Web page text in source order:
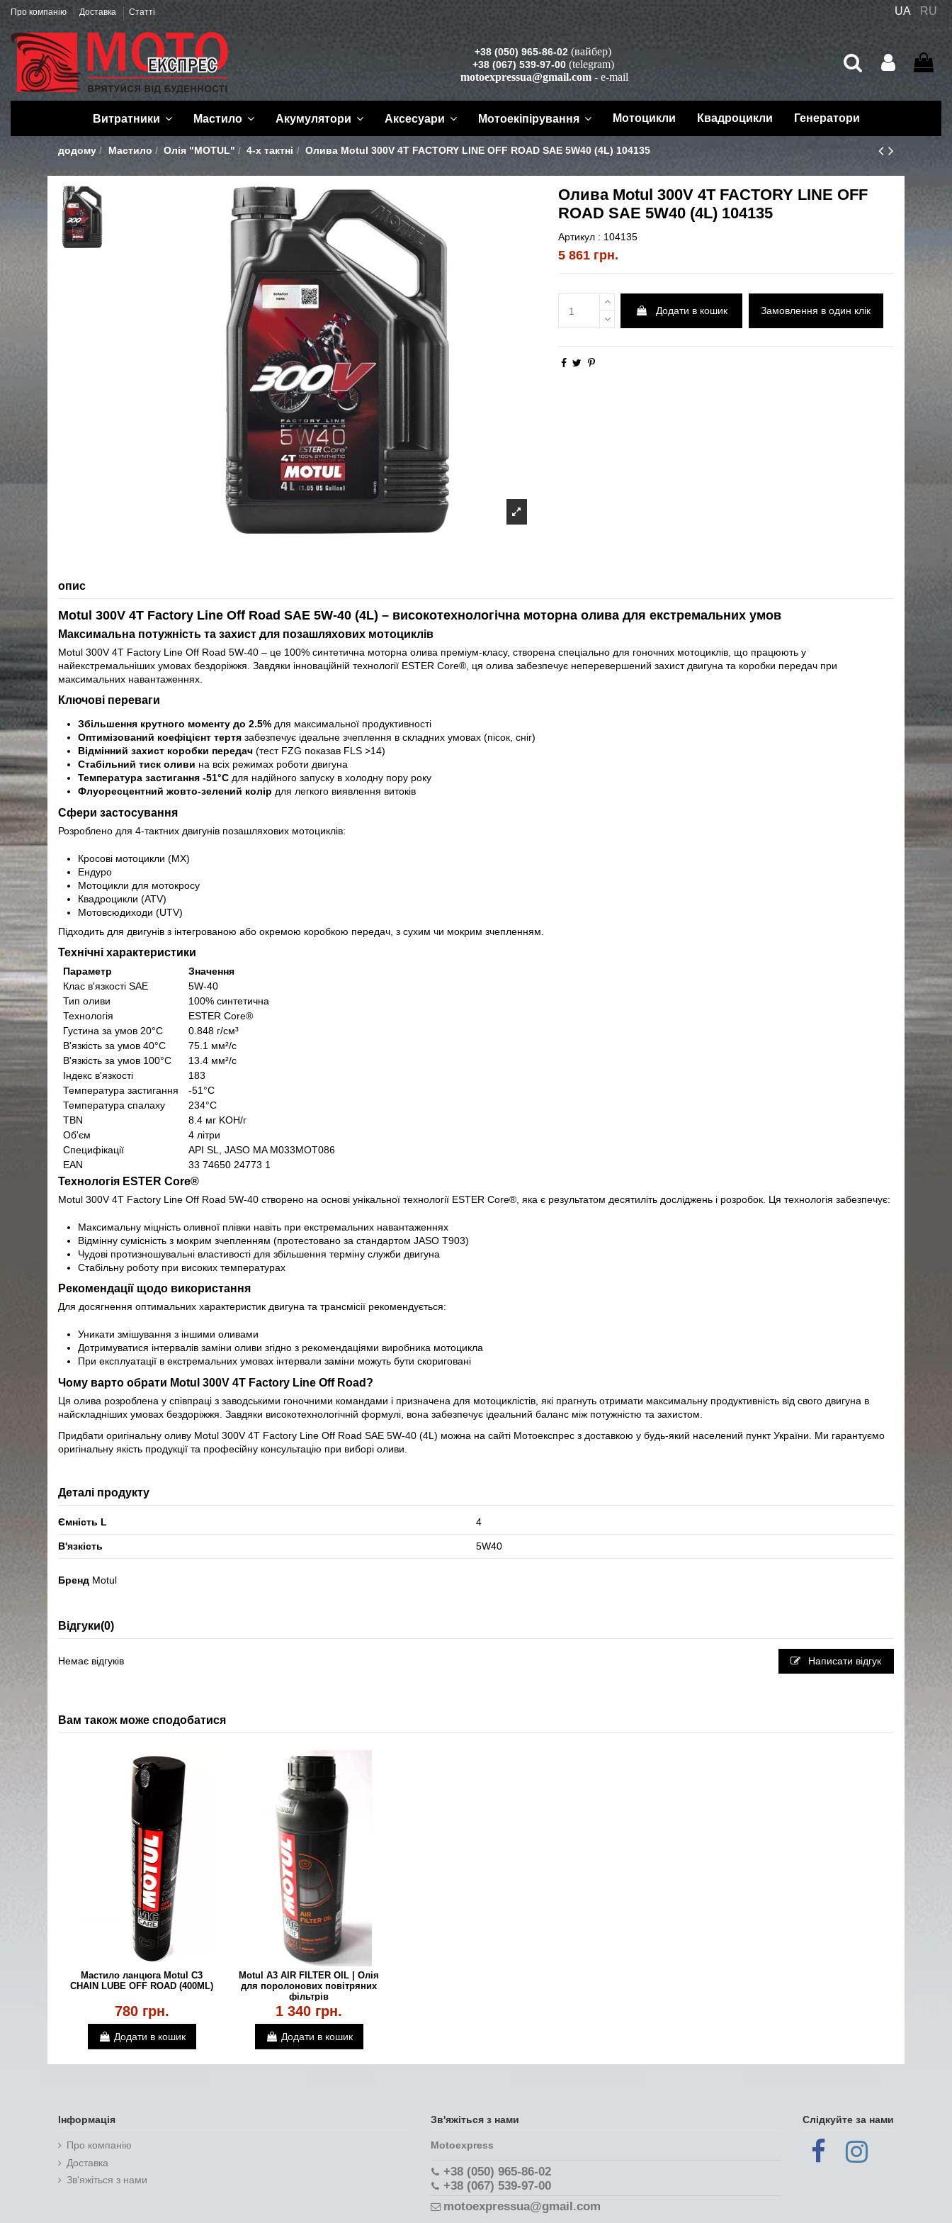
Про компанію Доставка Статті UA RU
+38 (050) 965-86-02 (вайбер)
+38 (067) 539-97-00 (telegram)
motoexpressua@gmail.com - e-mail
Витратники Мастило Акумулятори Аксесуари Мотоекіпірування Мотоцикли Квадроцикли Генератори
додому Мастило Олія "MOTUL" 4-х тактні Олива Motul 300V 4T FACTORY LINE OFF ROAD SAE 5W40 (4L) 104135
Олива Motul 300V 4T FACTORY LINE OFF
ROAD SAE 5W40 (4L) 104135
Артикул : 104135
5 861 грн.
Додати в кошик Замовлення в один клік
опис
Motul 300V 4T Factory Line Off Road SAE 5W-40 (4L) – високотехнологічна моторна олива для екстремальних умов
Максимальна потужність та захист для позашляхових мотоциклів
Motul 300V 4T Factory Line Off Road 5W-40 – це 100% синтетична моторна олива преміум-класу, створена спеціально для гоночних мотоциклів, що працюють у
найекстремальніших умовах бездоріжжя. Завдяки інноваційній технології ESTER Core®, ця олива забезпечує неперевершений захист двигуна та коробки передач при
максимальних навантаженнях.
Ключові переваги
Збільшення крутного моменту до 2.5% для максимальної продуктивності
Оптимізований коефіцієнт тертя забезпечує ідеальне зчеплення в складних умовах (пісок, сніг)
Відмінний захист коробки передач (тест FZG показав FLS >14)
Стабільний тиск оливи на всіх режимах роботи двигуна
Температура застигання -51°C для надійного запуску в холодну пору року
Флуоресцентний жовто-зелений колір для легкого виявлення витоків
Сфери застосування
Розроблено для 4-тактних двигунів позашляхових мотоциклів:
Кросові мотоцикли (MX)
Ендуро
Мотоцикли для мотокросу
Квадроцикли (ATV)
Мотовсюдиходи (UTV)
Підходить для двигунів з інтегрованою або окремою коробкою передач, з сухим чи мокрим зчепленням.
Технічні характеристики
Параметр
Значення
Клас в'язкості SAE
5W-40
Тип оливи
100% синтетична
Технологія
ESTER Core®
Густина за умов 20°C
0.848 г/см³
В'язкість за умов 40°C
75.1 мм²/с
В'язкість за умов 100°C
13.4 мм²/с
Індекс в'язкості
183
Температура застигання
-51°C
Температура спалаху
234°C
TBN
8.4 мг KOH/г
Об'єм
4 літри
Специфікації
API SL, JASO MA M033MOT086
EAN
33 74650 24773 1
Технологія ESTER Core®
Motul 300V 4T Factory Line Off Road 5W-40 створено на основі унікальної технології ESTER Core®, яка є результатом десятиліть досліджень і розробок. Ця технологія забезпечує:
Максимальну міцність оливної плівки навіть при екстремальних навантаженнях
Відмінну сумісність з мокрим зчепленням (протестовано за стандартом JASO T903)
Чудові протизношувальні властивості для збільшення терміну служби двигуна
Стабільну роботу при високих температурах
Рекомендації щодо використання
Для досягнення оптимальних характеристик двигуна та трансмісії рекомендується:
Уникати змішування з іншими оливами
Дотримуватися інтервалів заміни оливи згідно з рекомендаціями виробника мотоцикла
При експлуатації в екстремальних умовах інтервали заміни можуть бути скориговані
Чому варто обрати Motul 300V 4T Factory Line Off Road?
Ця олива розроблена у співпраці з заводськими гоночними командами і призначена для мотоциклістів, які прагнуть отримати максимальну продуктивність від свого двигуна в
найскладніших умовах бездоріжжя. Завдяки високотехнологічній формулі, вона забезпечує ідеальний баланс між потужністю та захистом.
Придбати оригінальну оливу Motul 300V 4T Factory Line Off Road SAE 5W-40 (4L) можна на сайті Мотоекспрес з доставкою у будь-який населений пункт України. Ми гарантуємо
оригінальну якість продукції та професійну консультацію при виборі оливи.
Деталі продукту
Ємність L 4
В'язкість 5W40
Бренд Motul
Відгуки(0)
Немає відгуків Написати відгук
Вам також може сподобатися
Мастило ланцюга Motul C3
CHAIN LUBE OFF ROAD (400ML)
780 грн.
Додати в кошик
Motul А3 AIR FILTER OIL | Олія
для поролонових повітряних
фільтрів
1 340 грн.
Додати в кошик
Інформація
Про компанію
Доставка
Зв'яжіться з нами
Зв'яжіться з нами
Motoexpress
+38 (050) 965-86-02
+38 (067) 539-97-00
motoexpressua@gmail.com
Слідкуйте за нами